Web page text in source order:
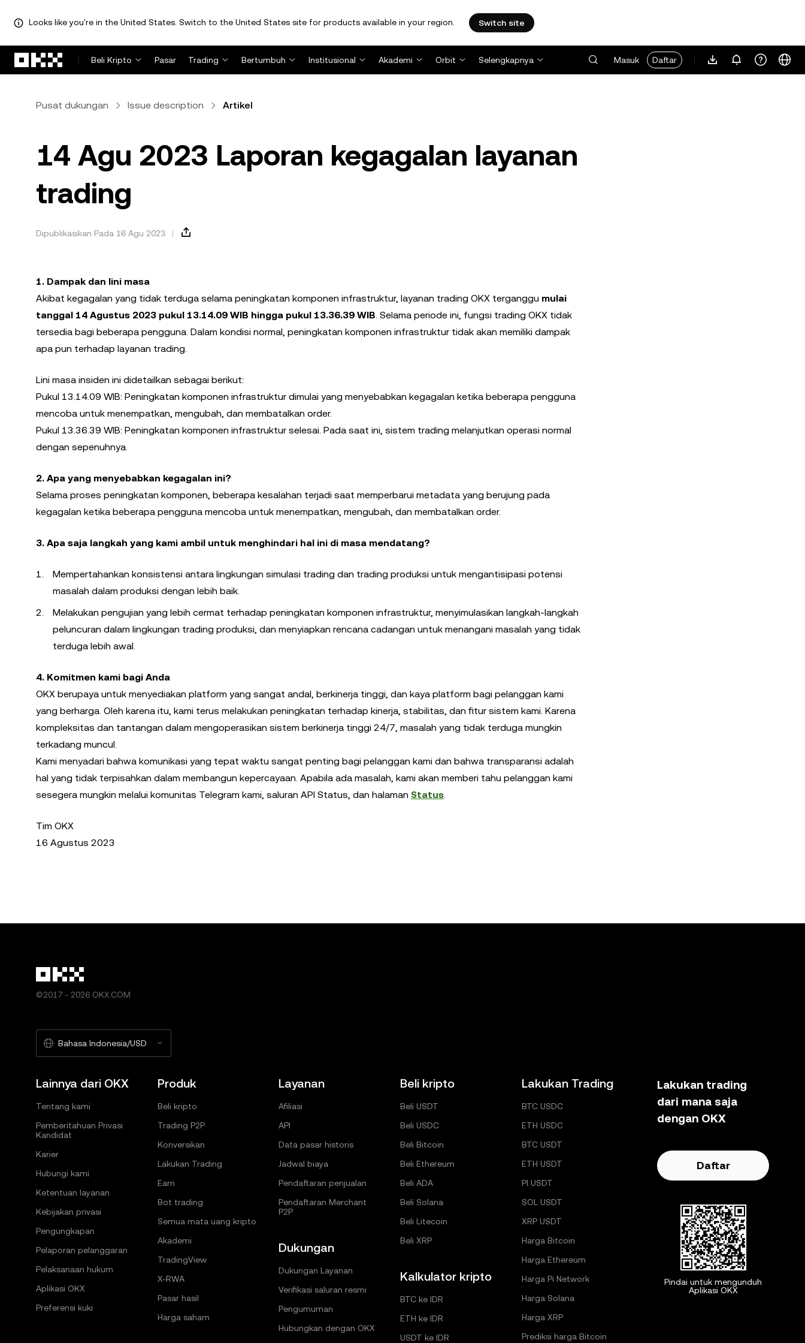
Looks like you're in the United States. Switch to the United States site for products available in your region. Switch site
Beli Kripto
Pasar Trading Bertumbuh Institusional Akademi Orbit Selengkapnya Masuk Daftar
Pusat dukungan Issue description Artikel
14 Agu 2023 Laporan kegagalan layanan
trading
Dipublikasikan Pada 16 Agu 2023
1. Dampak dan lini masa
Akibat kegagalan yang tidak terduga selama peningkatan komponen infrastruktur, layanan trading OKX terganggu mulai
tanggal 14 Agustus 2023 pukul 13.14.09 WIB hingga pukul 13.36.39 WIB. Selama periode ini, fungsi trading OKX tidak
tersedia bagi beberapa pengguna. Dalam kondisi normal, peningkatan komponen infrastruktur tidak akan memiliki dampak
apa pun terhadap layanan trading.
Lini masa insiden ini didetailkan sebagai berikut:
Pukul 13.14.09 WIB: Peningkatan komponen infrastruktur dimulai yang menyebabkan kegagalan ketika beberapa pengguna
mencoba untuk menempatkan, mengubah, dan membatalkan order.
Pukul 13.36.39 WIB: Peningkatan komponen infrastruktur selesai. Pada saat ini, sistem trading melanjutkan operasi normal
dengan sepenuhnya.
2. Apa yang menyebabkan kegagalan ini?
Selama proses peningkatan komponen, beberapa kesalahan terjadi saat memperbarui metadata yang berujung pada
kegagalan ketika beberapa pengguna mencoba untuk menempatkan, mengubah, dan membatalkan order.
3. Apa saja langkah yang kami ambil untuk menghindari hal ini di masa mendatang?
Mempertahankan konsistensi antara lingkungan simulasi trading dan trading produksi untuk mengantisipasi potensi
masalah dalam produksi dengan lebih baik.
Melakukan pengujian yang lebih cermat terhadap peningkatan komponen infrastruktur, menyimulasikan langkah-langkah
peluncuran dalam lingkungan trading produksi, dan menyiapkan rencana cadangan untuk menangani masalah yang tidak
terduga lebih awal.
4. Komitmen kami bagi Anda
OKX berupaya untuk menyediakan platform yang sangat andal, berkinerja tinggi, dan kaya platform bagi pelanggan kami
yang berharga. Oleh karena itu, kami terus melakukan peningkatan terhadap kinerja, stabilitas, dan fitur sistem kami. Karena
kompleksitas dan tantangan dalam mengoperasikan sistem berkinerja tinggi 24/7, masalah yang tidak terduga mungkin
terkadang muncul.
Kami menyadari bahwa komunikasi yang tepat waktu sangat penting bagi pelanggan kami dan bahwa transparansi adalah
hal yang tidak terpisahkan dalam membangun kepercayaan. Apabila ada masalah, kami akan memberi tahu pelanggan kami
sesegera mungkin melalui komunitas Telegram kami, saluran API Status, dan halaman Status.
Tim OKX
16 Agustus 2023
©2017 - 2026 OKX.COM
Bahasa Indonesia/USD
Lainnya dari OKX
Tentang kami
Pemberitahuan Privasi
Kandidat
Karier
Hubungi kami
Ketentuan layanan
Kebijakan privasi
Pengungkapan
Pelaporan pelanggaran
Pelaksanaan hukum
Aplikasi OKX
Preferensi kuki
Produk
Beli kripto
Trading P2P
Konversikan
Lakukan Trading
Earn
Bot trading
Semua mata uang kripto
Akademi
TradingView
X-RWA
Pasar hasil
Harga saham
Layanan
Afiliasi
API
Data pasar historis
Jadwal biaya
Pendaftaran penjualan
Pendaftaran Merchant
P2P
Dukungan
Dukungan Layanan
Verifikasi saluran resmi
Pengumuman
Hubungkan dengan OKX
Beli kripto
Beli USDT
Beli USDC
Beli Bitcoin
Beli Ethereum
Beli ADA
Beli Solana
Beli Litecoin
Beli XRP
Kalkulator kripto
BTC ke IDR
ETH ke IDR
USDT ke IDR
Lakukan Trading
BTC USDC
ETH USDC
BTC USDT
ETH USDT
PI USDT
SOL USDT
XRP USDT
Harga Bitcoin
Harga Ethereum
Harga Pi Network
Harga Solana
Harga XRP
Prediksi harga Bitcoin
Lakukan trading
dari mana saja
dengan OKX
Daftar
Pindai untuk mengunduh
Aplikasi OKX